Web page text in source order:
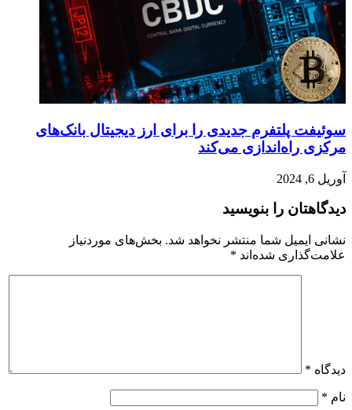
سوئیفت پلتفرم جدیدی را برای ارز دیجیتال بانک‌های
مرکزی راه‌اندازی می‌کند
آوریل 6, 2024
دیدگاهتان را بنویسید
نشانی ایمیل شما منتشر نخواهد شد. بخش‌های موردنیاز
علامت‌گذاری شده‌اند *
دیدگاه *
نام *